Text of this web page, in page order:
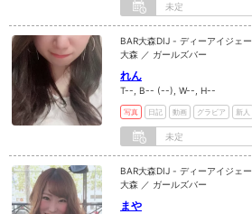
未定
BAR大森DIJ - ディーアイジェー
大森 ／ ガールズバー
れん
T--, B-- (--), W--, H--
写真 日記 動画 グラビア 新人
未定
BAR大森DIJ - ディーアイジェー
大森 ／ ガールズバー
まや